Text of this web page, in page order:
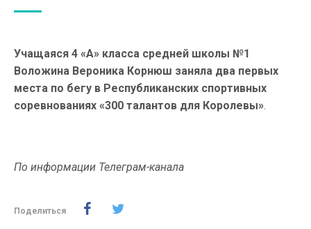
Учащаяся 4 «А» класса средней школы №1
Воложина Вероника Корнюш заняла два первых
места по бегу в Республиканских спортивных
соревнованиях «300 талантов для Королевы».
По информации Телеграм-канала
Поделиться